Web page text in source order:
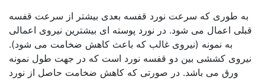
به طوری که سرعت نورد قفسه بعدی بیشتر از سرعت قفسه
قبلی اعمال می شود. در نورد پوسته ای بیشترین نیروی اعمالی
به نمونه (نیروی غالب که باعث کاهش ضخامت می شود).
نیروی کششی بین دو قفسه نورد است که در جهت طول نمونه
ورق می باشد. در صورتی که کاهش ضخامت حاصل از نورد